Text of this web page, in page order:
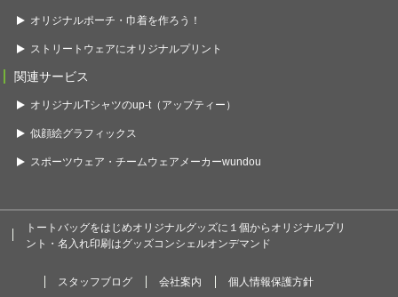
オリジナルポーチ・巾着を作ろう！
ストリートウェアにオリジナルプリント
関連サービス
オリジナルTシャツのup-t（アップティー）
似顔絵グラフィックス
スポーツウェア・チームウェアメーカーwundou
トートバッグをはじめオリジナルグッズに１個からオリジナルプリ
ント・名入れ印刷はグッズコンシェルオンデマンド
スタッフブログ 会社案内 個人情報保護方針